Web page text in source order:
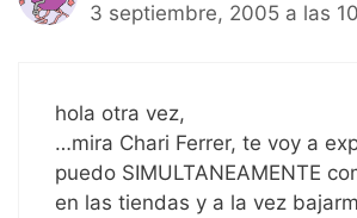
3 septiembre, 2005 a las
hola otra vez,
…mira Chari Ferrer, te voy a
puedo SIMULTANEAMENTE
en las tiendas y a la vez